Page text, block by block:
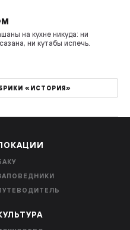
на кухне никуда: ни
ни кутабы испечь.
«ИСТОРИЯ»